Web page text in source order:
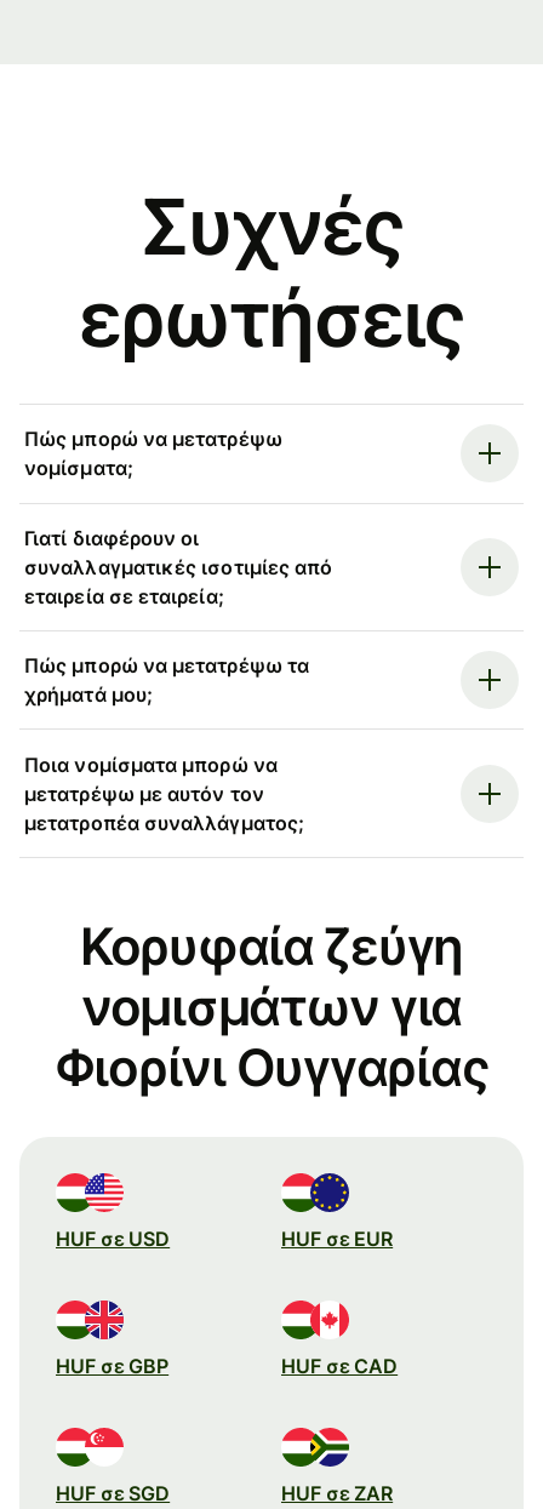
Συχνές
ερωτήσεις
Πώς μπορώ να μετατρέψω
νομίσματα;
Γιατί διαφέρουν οι
συναλλαγματικές ισοτιμίες από
εταιρεία σε εταιρεία;
Πώς μπορώ να μετατρέψω τα
χρήματά μου;
Ποια νομίσματα μπορώ να
μετατρέψω με αυτόν τον
μετατροπέα συναλλάγματος;
Κορυφαία ζεύγη
νομισμάτων για
Φιορίνι Ουγγαρίας
HUF σε USD HUF σε EUR
HUF σε GBP HUF σε CAD
HUF σε SGD HUF σε ZAR